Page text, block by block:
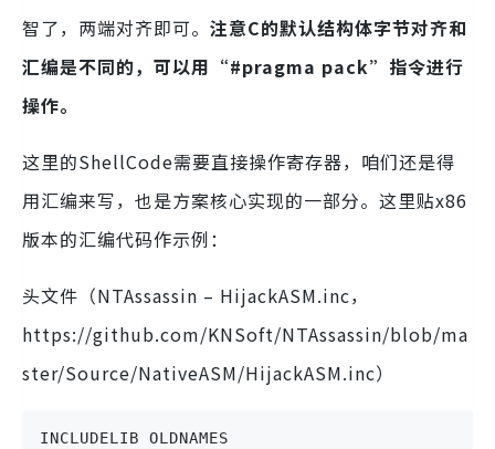
智了，两端对齐即可。 注意C的默认结构体字节对齐和
汇编是不同的，可以用“#pragma pack”指令进行
操作。
这里的ShellCode需要直接操作寄存器，咱们还是得
用汇编来写，也是方案核心实现的一部分。这里贴x86
版本的汇编代码作示例：
头文件（NTAssassin – HijackASM.inc，
https://github.com/KNSoft/NTAssassin/blob/ma
ster/Source/NativeASM/HijackASM.inc）
INCLUDELIB OLDNAMES